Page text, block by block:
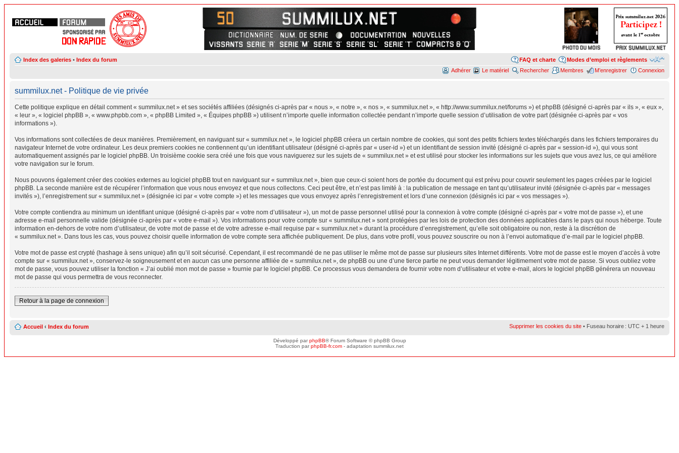
Index des galeries • Index du forum Modes d’emploi et règlements
FAQ et charte
Connexion
M’enregistrer
Membres
Rechercher
Le matériel
Adhérer
summilux.net - Politique de vie privée
Cette politique explique en détail comment « summilux.net » et ses sociétés affiliées (désignés ci-après par « nous », « notre », « nos », « summilux.net », « http://www.summilux.net/forums ») et phpBB (désigné ci-après par « ils », « eux »,
« leur », « logiciel phpBB », « www.phpbb.com », « phpBB Limited », « Équipes phpBB ») utilisent n’importe quelle information collectée pendant n’importe quelle session d’utilisation de votre part (désignée ci-après par « vos
informations »).
Vos informations sont collectées de deux manières. Premièrement, en naviguant sur « summilux.net », le logiciel phpBB créera un certain nombre de cookies, qui sont des petits fichiers textes téléchargés dans les fichiers temporaires du
navigateur Internet de votre ordinateur. Les deux premiers cookies ne contiennent qu’un identifiant utilisateur (désigné ci-après par « user-id ») et un identifiant de session invité (désigné ci-après par « session-id »), qui vous sont
automatiquement assignés par le logiciel phpBB. Un troisième cookie sera créé une fois que vous naviguerez sur les sujets de « summilux.net » et est utilisé pour stocker les informations sur les sujets que vous avez lus, ce qui améliore
votre navigation sur le forum.
Nous pouvons également créer des cookies externes au logiciel phpBB tout en naviguant sur « summilux.net », bien que ceux-ci soient hors de portée du document qui est prévu pour couvrir seulement les pages créées par le logiciel
phpBB. La seconde manière est de récupérer l’information que vous nous envoyez et que nous collectons. Ceci peut être, et n’est pas limité à : la publication de message en tant qu’utilisateur invité (désignée ci-après par « messages
invités »), l’enregistrement sur « summilux.net » (désignée ici par « votre compte ») et les messages que vous envoyez après l’enregistrement et lors d’une connexion (désignés ici par « vos messages »).
Votre compte contiendra au minimum un identifiant unique (désigné ci-après par « votre nom d’utilisateur »), un mot de passe personnel utilisé pour la connexion à votre compte (désigné ci-après par « votre mot de passe »), et une
adresse e-mail personnelle valide (désignée ci-après par « votre e-mail »). Vos informations pour votre compte sur « summilux.net » sont protégées par les lois de protection des données applicables dans le pays qui nous héberge. Toute
information en-dehors de votre nom d’utilisateur, de votre mot de passe et de votre adresse e-mail requise par « summilux.net » durant la procédure d’enregistrement, qu’elle soit obligatoire ou non, reste à la discrétion de
« summilux.net ». Dans tous les cas, vous pouvez choisir quelle information de votre compte sera affichée publiquement. De plus, dans votre profil, vous pouvez souscrire ou non à l’envoi automatique d’e-mail par le logiciel phpBB.
Votre mot de passe est crypté (hashage à sens unique) afin qu’il soit sécurisé. Cependant, il est recommandé de ne pas utiliser le même mot de passe sur plusieurs sites Internet différents. Votre mot de passe est le moyen d’accès à votre
compte sur « summilux.net », conservez-le soigneusement et en aucun cas une personne affiliée de « summilux.net », de phpBB ou une d’une tierce partie ne peut vous demander légitimement votre mot de passe. Si vous oubliez votre
mot de passe, vous pouvez utiliser la fonction « J’ai oublié mon mot de passe » fournie par le logiciel phpBB. Ce processus vous demandera de fournir votre nom d’utilisateur et votre e-mail, alors le logiciel phpBB générera un nouveau
mot de passe qui vous permettra de vous reconnecter.
Retour à la page de connexion
Accueil ‹ Index du forum Supprimer les cookies du site • Fuseau horaire : UTC + 1 heure
Développé parphpBB® Forum Software © phpBB Group
Traduction parphpBB-fr.com - adaptation summilux.net